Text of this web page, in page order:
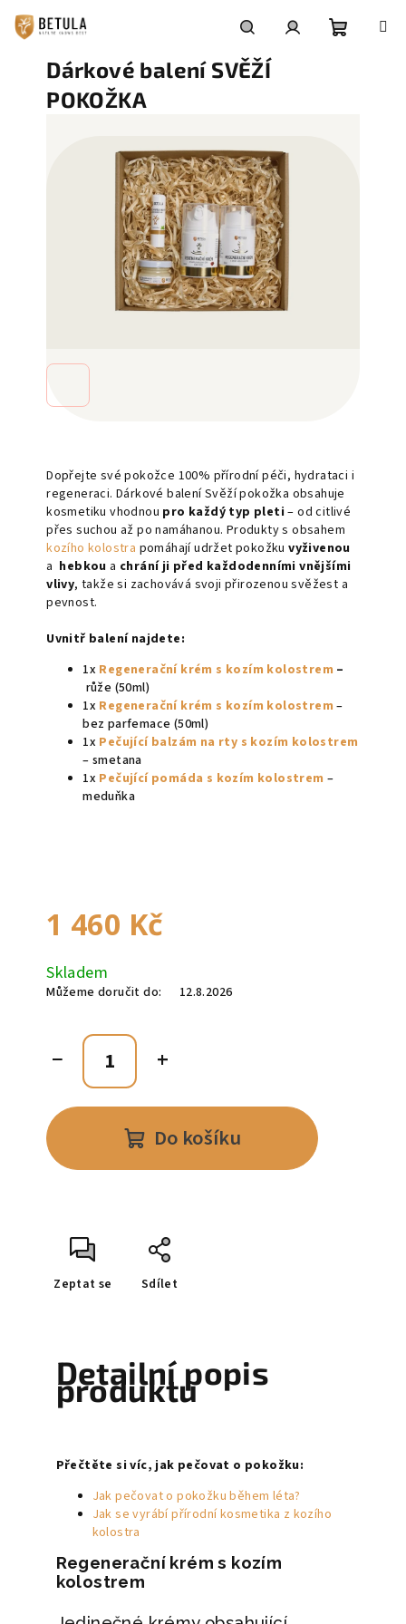
obsah
Hledat
Dopřejte své pokožce 100% přírodní péči, hydrataci i
regeneraci. Dárkové balení Svěží pokožka obsahuje
kosmetiku vhodnou pro každý typ pleti – od citlivé
přes suchou až po namáhanou. Produkty s obsahem
kozího kolostra pomáhají udržet pokožkuvyživenou
a hebkou a chrání ji před každodenními vnějšími
vlivy, takže si zachovává svoji přirozenou svěžest a
pevnost.
Uvnitř balení najdete:
1x Regenerační krém s kozím kolostrem –
růže (50ml)
1x Regenerační krém s kozím kolostrem –
bez parfemace (50ml)
1x Pečující balzám na rty s kozím kolostrem
– smetana
1x Pečující pomáda s kozím kolostrem –
meduňka
1 460 Kč
cena:
Skladem
Můžeme doručit do: 12.8.2026
+
−
Do košíku
Zeptat se Sdílet
Dárkové balení SVĚŽÍ
POKOŽKA
Detailní popis
produktu
Přečtěte si víc, jak pečovat o pokožku:
Jak pečovat o pokožku během léta?
Jak se vyrábí přírodní kosmetika z kozího
kolostra
Regenerační krém s kozím
kolostrem